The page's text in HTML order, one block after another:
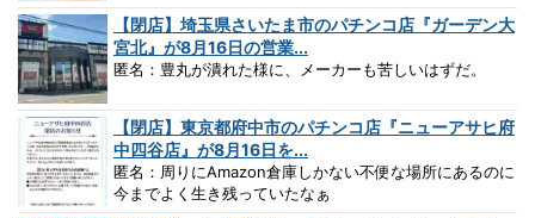
【閉店】埼玉県さいたま市のパチンコ店『ガーデン大
宮北』が8月16日の営業...
匿名：豊丸が潰れた様に、メーカーも苦しいはずだ。
【閉店】東京都府中市のパチンコ店『ニューアサヒ府
中四谷店』が8月16日を...
匿名：周りにAmazon倉庫しかない不便な場所にあるのに
今までよく生き残っていたなぁ